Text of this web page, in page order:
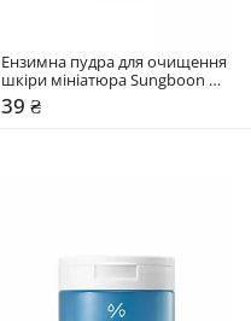
Ензимна пудра для очищення
шкіри мініатюра Sungboon
Editor 1,5 мл
39 ₴